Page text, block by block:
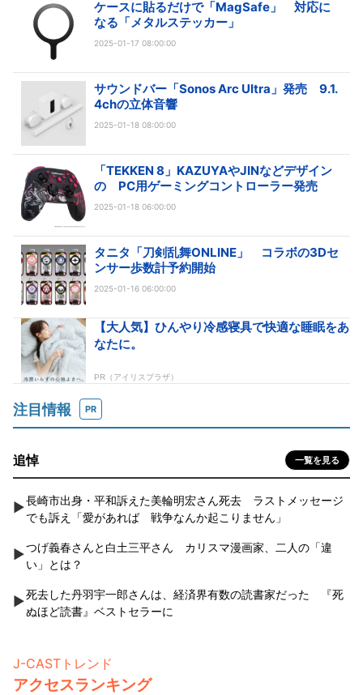
ケースに貼るだけで「MagSafe」 対応に
なる「メタルステッカー」
2025-01-17 08:00:00
サウンドバー「Sonos Arc Ultra」発売 9.1.
4chの立体音響
2025-01-18 08:00:00
「TEKKEN 8」KAZUYAやJINなどデザイン
の PC用ゲーミングコントローラー発売
2025-01-18 06:00:00
タニタ「刀剣乱舞ONLINE」 コラボの3Dセ
ンサー歩数計予約開始
2025-01-16 06:00:00
注目情報 PR
追悼 一覧を見る
長崎市出身・平和訴えた美輪明宏さん死去 ラストメッセージ
でも訴え「愛があれば 戦争なんか起こりません」
つげ義春さんと白土三平さん カリスマ漫画家、二人の「違
い」とは？
死去した丹羽宇一郎さんは、経済界有数の読書家だった 『死
ぬほど読書』ベストセラーに
J-CASTトレンド
アクセスランキング